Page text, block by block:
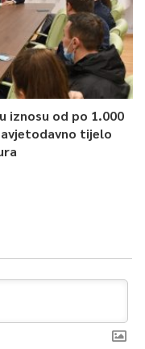
iznosu od po 1.000
tijelo